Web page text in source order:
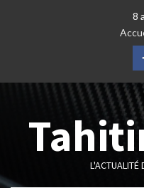
8
L'ACTUALITÉ